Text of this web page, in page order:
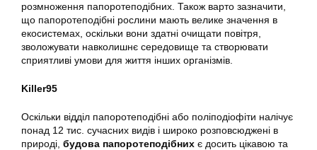
розмноження папоротеподібних. Також варто зазначити,
що папоротеподібні рослини мають велике значення в
екосистемах, оскільки вони здатні очищати повітря,
зволожувати навколишнє середовище та створювати
сприятливі умови для життя інших організмів.
Killer95
Оскільки відділ папоротеподібні або поліподіофіти налічує
понад 12 тис. сучасних видів і широко розповсюджені в
природі, будова папоротеподібних є досить цікавою та